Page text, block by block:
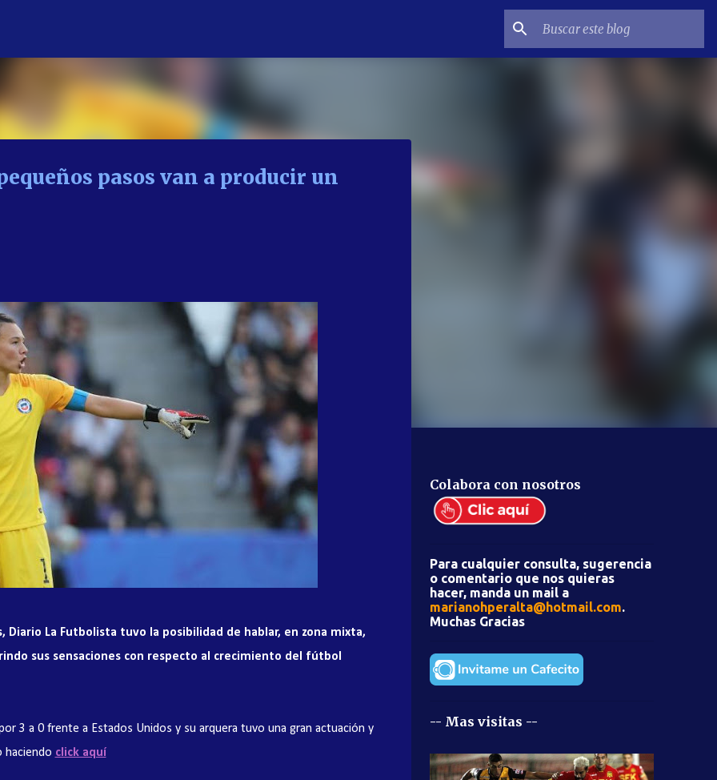
pasos van a producir un
La Futbolista tuvo la posibilidad de hablar, en zona mixta,
sus sensaciones con respecto al crecimiento del fútbol
3 a 0 frente a Estados Unidos y su arquera tuvo una gran actuación y
haciendo click aquí
Colabora con nosotros
Para cualquier consulta, sugerencia
o comentario que nos quieras
hacer, manda un mail a
marianohperalta@hotmail.com.
Muchas Gracias
-- Mas visitas --